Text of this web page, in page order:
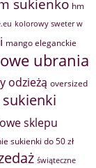
sukienko hm
kolorowy sweter w
mango eleganckie
ubrania
odzieżą oversized
sklepu
sukienki do 50 zł
świąteczne